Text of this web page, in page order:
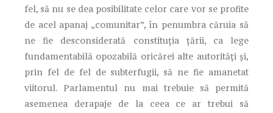
fel, să nu se dea posibilitate celor care vor se profite
de acel apanaj „comunitar”, în penumbra căruia să
ne fie desconsiderată constituția țării, ca lege
fundamentabilă opozabilă oricărei alte autorități și,
prin fel de fel de subterfugii, să ne fie amanetat
viitorul. Parlamentul nu mai trebuie să permită
asemenea derapaje de la ceea ce ar trebui să